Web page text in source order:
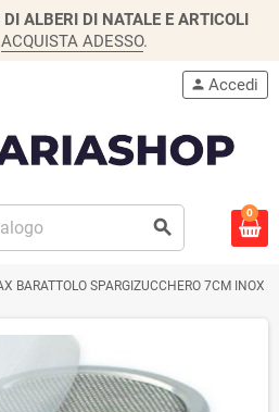
ALBERI DI NATALE E ARTICOLI
ACQUISTA ADESSO.
search
person Accedi
0
BARATTOLO SPARGIZUCCHERO 7CM INOX